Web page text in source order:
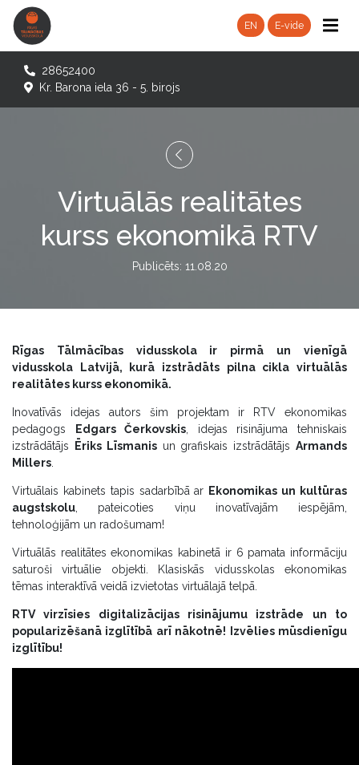
EN E-vide
28652400
Kr. Barona iela 36 - 5. birojs
Virtuālās realitātes
kurss ekonomikā RTV
Publicēts: 11.08.20
Rīgas Tālmācības vidusskola ir pirmā un vienīgā
vidusskola Latvijā, kurā izstrādāts pilna cikla virtuālās
realitātes kurss ekonomikā.
Inovatīvās idejas autors šim projektam ir RTV ekonomikas
pedagogs
Edgars Čerkovskis , idejas risinājuma tehniskais
izstrādātājs
Ēriks Līsmanisun grafiskais izstrādātājsArmands
Millers
Virtuālais kabinets tapis sadarbībā ar Ekonomikas un kultūras
augstskolu , pateicoties viņu inovatīvajām iespējām,
tehnoloģijām un radošumam!
Virtuālās realitātes ekonomikas kabinetā ir 6 pamata informāciju
saturoši virtuālie objekti. Klasiskās vidusskolas ekonomikas
tēmas interaktīvā veidā izvietotas virtuālajā telpā.
RTV virzīsies digitalizācijas risinājumu izstrāde un to
popularizēšanā izglītībā arī nākotnē! Izvēlies mūsdienīgu
izglītību!